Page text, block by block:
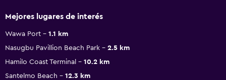
Mejores lugares de interés
Wawa Port
1.1 km
Nasugbu Pavillion Beach Park
2.5 km
Hamilo Coast Terminal
10.2 km
Santelmo Beach
12.3 km